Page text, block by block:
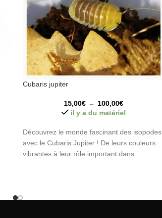
Cubaris jupiter
15,00€ – 100,00€
il y a du matériel
Découvrez le monde fascinant des isopodes
avec le Cubaris Jupiter ! De leurs couleurs
vibrantes à leur rôle important dans